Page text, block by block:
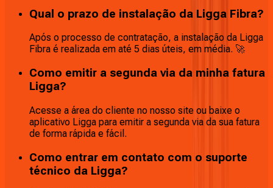
Qual o prazo de instalação da Ligga Fibra?
Após o processo de contratação, a instalação da Ligga
Fibra é realizada em até 5 dias úteis, em média. 🚀
Como emitir a segunda via da minha fatura
Ligga?
Acesse a área do cliente no nosso site ou baixe o
aplicativo Ligga para emitir a segunda via da sua fatura
de forma rápida e fácil.
Como entrar em contato com o suporte
técnico da Ligga?